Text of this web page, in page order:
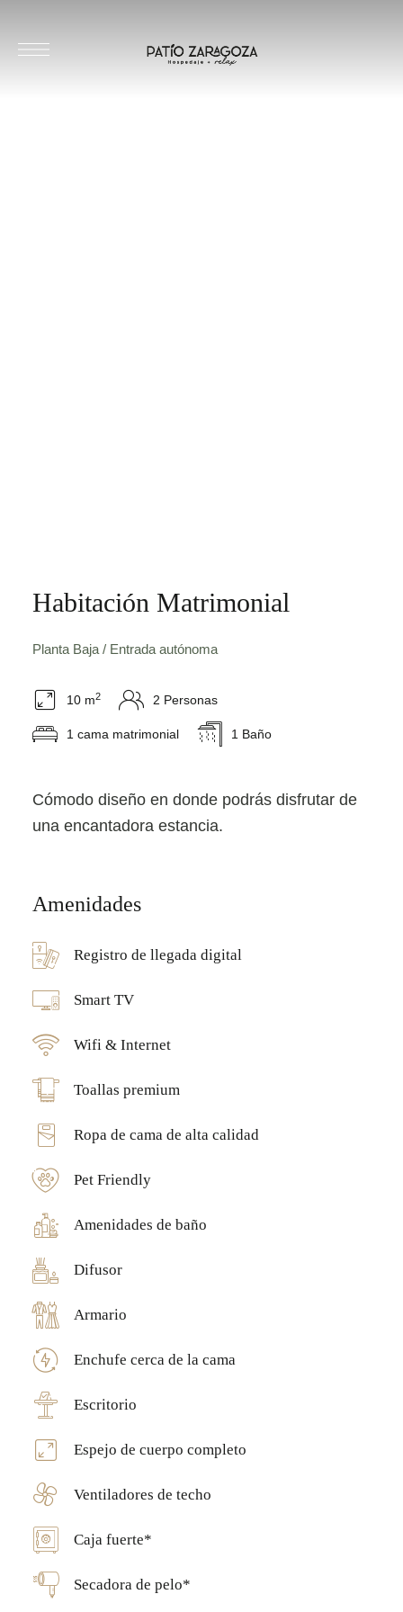
Habitación Matrimonial
Planta Baja / Entrada autónoma
10 m2 2 Personas
1 cama matrimonial 1 Baño
Cómodo diseño en donde podrás disfrutar de
una encantadora estancia.
Amenidades
Registro de llegada digital
Smart TV
Wifi & Internet
Toallas premium
Ropa de cama de alta calidad
Pet Friendly
Amenidades de baño
Difusor
Armario
Enchufe cerca de la cama
Escritorio
Espejo de cuerpo completo
Ventiladores de techo
Caja fuerte*
Secadora de pelo*